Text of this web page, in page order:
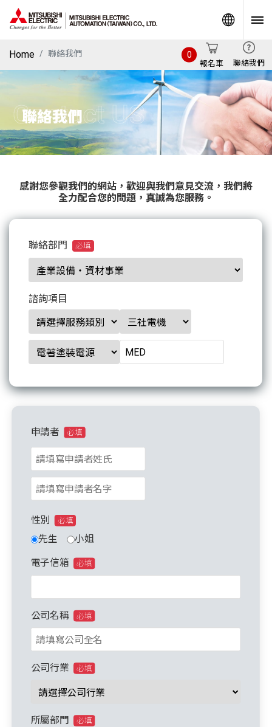
Home 聯絡我們
報名車
0
聯絡我們
聯絡我們
Contact US
感謝您參觀我們的網站，歡迎與我們意見交流，我們將
全力配合您的問題，真誠為您服務。
聯絡部門 必填
諮詢項目
申請者 必填
性別 必填
先生 小姐
電子信箱 必填
公司名稱 必填
公司行業 必填
所屬部門 必填